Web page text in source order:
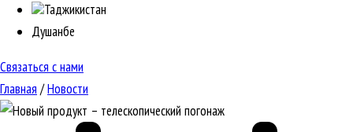
Таджикистан
Душанбе
Связаться с нами
Главная /Новости